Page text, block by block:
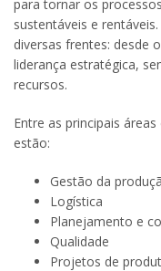
para tornar os
sustentáveis e
diversas frentes: desde
liderança estratégica,
recursos.
Entre as principais
estão:
Gestão da
Logística
Planejamento e
Qualidade
Projetos de